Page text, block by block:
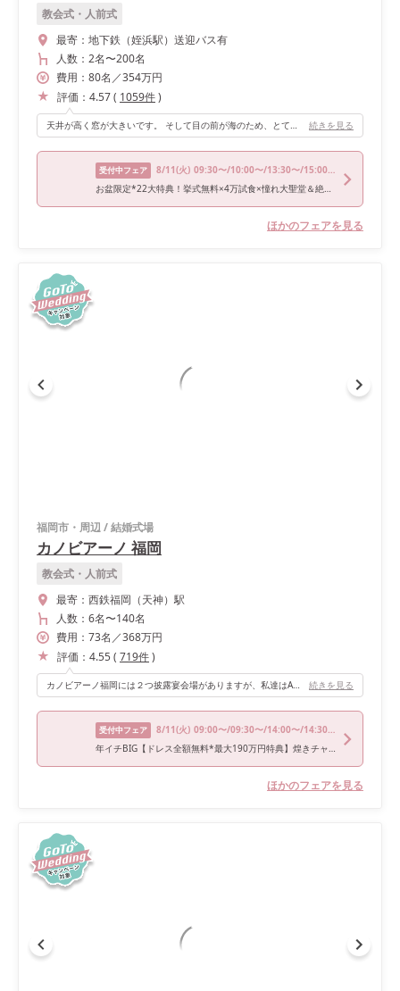
教会式・人前式
最寄： 地下鉄（姪浜駅）送迎バス有
人数： 2名〜200名
費用： 80名 ／354万円
評価： 4.57( 1059件)
天井が高く窓が大きいです。 そして目の前が海のため、とても開放的な空間です。 どの披露宴会場にもある大きなスクリーンも魅力です。 入場は馬車の演出もできます。 続きを見る
受付中フェア 8/11(火) 09:30〜/10:00〜/13:30〜/15:00〜/15:30〜
お盆限定*22大特典！挙式無料×4万試食×憧れ大聖堂＆絶景の海
ほかのフェアを見る
福岡市・周辺/結婚式場
カノビアーノ 福岡
教会式・人前式
最寄： 西鉄福岡（天神）駅
人数： 6名〜140名
費用： 73名 ／368万円
評価： 4.55( 719件)
カノビアーノ福岡には２つ披露宴会場がありますが、私達はAZZURRO（アッズーロ）を選びました。 カノビアーノ福岡の魅力は演出の凄さ！ いくつか福岡のブライダルフェア回りましたが、どの会場よりも圧倒的な演出数です。 ■プロジェクションマッピング ハウステンボス等の演出を手掛ける株式会社ピークスマインドのプロ集団が完全オリジナルでオープニングのプロジェクションマッピングを作り上げてくれます。 私達の出会いのきっかけとなった曲（マキシマムザホルモンの「恋のメガラバ」）に沿って映像を作っていただきました。 ２人の大好きなライブハウス、出会い、交際の様子の絵コンテを新郎新婦で考え、ご担当の方と話し合いながら作品を作っていきました。2人の唯一無二のアニメーション。 オープニングからゲストの心をわしづかみにします。 ■新郎新婦の登場の場面がユニーク プロジェクションマッピングが終わったと同時に、映像を映していたカーテンが開き、新郎新婦がバルコニーからサプライズ登場します。 私達だけに見えるゲストのわっと驚く表情は一見の価値ありです（笑）また中座後の私達の登場の場面もユニーク。 ２人の写真の映像が映し出された壁がぱっと開き新郎新婦再入場！！登場した瞬間、一気にゲストの歓声が上がります！ 続きを見る
受付中フェア 8/11(火) 09:00〜/09:30〜/14:00〜/14:30〜/18:00〜
年イチBIG【ドレス全額無料*最大190万円特典】煌きチャペル体験×ミシュラン掲載和牛試食×ドレス試着
ほかのフェアを見る